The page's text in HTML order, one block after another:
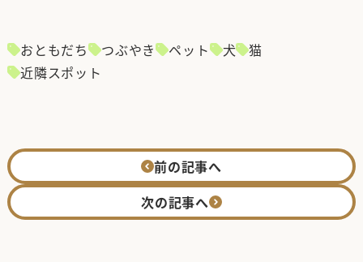
おともだち つぶやき ペット 犬
猫
近隣スポット
前の記事へ
次の記事へ